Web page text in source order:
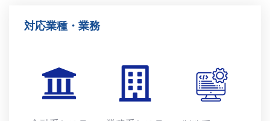
対応業種・業務